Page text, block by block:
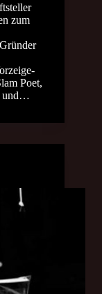
zum
Poet,
und…